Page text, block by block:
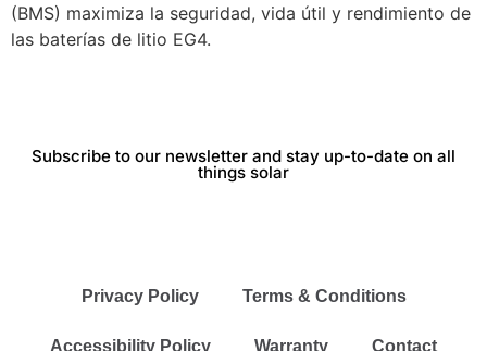
(BMS) maximiza la seguridad, vida útil y rendimiento de
las baterías de litio EG4.
Subscribe to our newsletter and stay up-to-date on all
things solar
Privacy Policy Terms & Conditions
Accessibility Policy Warranty Contact